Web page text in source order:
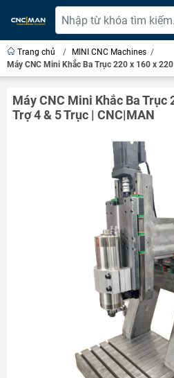
Trang chủ / MINI CNC Machines /
Máy CNC Mini Khắc Ba Trục 220 x 160 x
Máy CNC Mini Khắc Ba Trục
Trợ 4 & 5 Trục | CNC|MAN